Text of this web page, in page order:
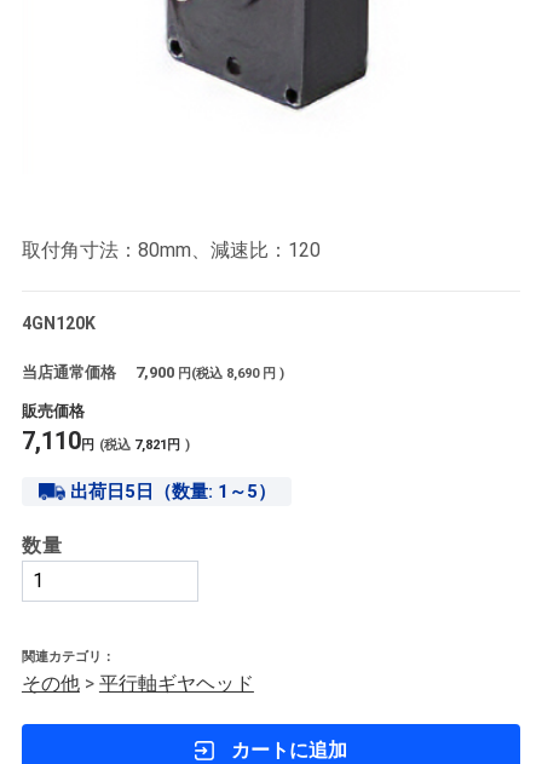
取付角寸法：80mm、減速比：120
4GN120K
当店通常価格 7,900 円(税込 8,690 円 )
販売価格
7,110円 (税込 7,821 円 )
出荷日5日（数量: 1～5）
数量
関連カテゴリ：
その他> 平行軸ギヤヘッド
カートに追加